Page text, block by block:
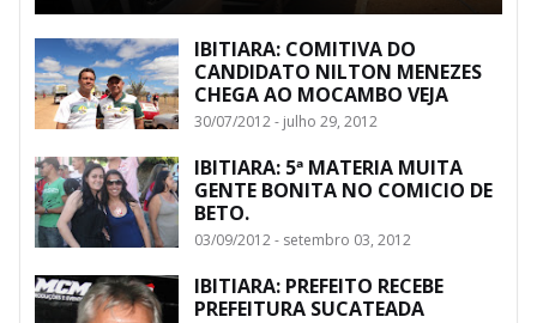
IBITIARA: COMITIVA DO
CANDIDATO NILTON MENEZES
CHEGA AO MOCAMBO VEJA
30/07/2012 - julho 29, 2012
IBITIARA: 5ª MATERIA MUITA
GENTE BONITA NO COMICIO DE
BETO.
03/09/2012 - setembro 03, 2012
IBITIARA: PREFEITO RECEBE
PREFEITURA SUCATEADA